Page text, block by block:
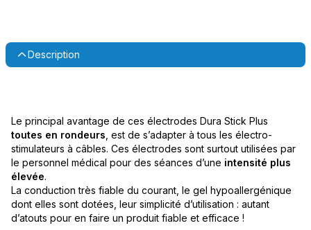
Description
Le principal avantage de ces électrodes Dura Stick Plus
toutes en rondeurs , est de s’adapter à tous les électro-
stimulateurs à câbles. Ces électrodes sont surtout utilisées par
le personnel médical pour des séances d’une intensité plus
élevée.
La conduction très fiable du courant, le gel hypoallergénique
dont elles sont dotées, leur simplicité d’utilisation : autant
d’atouts pour en faire un produit fiable et efficace !